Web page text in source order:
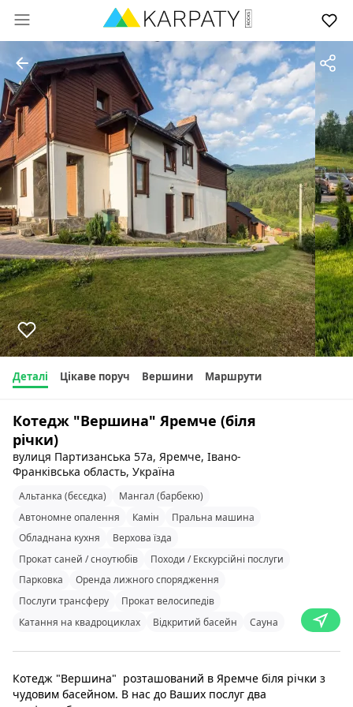
Деталі Цікаве поруч Вершини Маршрути
Котедж "Вершина" Яремче (біля
річки)
вулиця Партизанська 57а, Яремче, Івано-
Франківська область, Україна
Альтанка (бєсєдка)
Мангал (барбекю)
Автономне опалення
Камін
Пральна машина
Обладнана кухня
Верхова їзда
Прокат саней / сноутюбів
Походи / Екскурсійні послуги
Парковка
Оренда лижного спорядження
Послуги трансферу
Прокат велосипедів
Катання на квадроциклах
Відкритий басейн Сауна
Котедж "Вершина" розташований в Яремче біля річки з
чудовим басейном. В нас до Ваших послуг два